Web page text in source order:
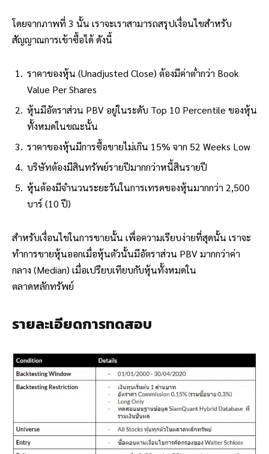
โดยจากภาพที่ 3 นั้น เราจะเราสามารถสรุปเงื่อนไขสำหรับ
สัญญาณการเข้าซื้อได้ ดังนี้
ราคาของหุ้น (Unadjusted Close) ต้องมีค่าต่ำกว่า Book
Value Per Shares
หุ้นมีอัตราส่วน PBV อยู่ในระดับ Top 10 Percentile ของหุ้น
ทั้งหมดในขณะนั้น
ราคาของหุ้นมีการซื้อขายไม่เกิน 15% จาก 52 Weeks Low
บริษัทต้องมีสินทรัพย์รายปีมากกว่าหนี้สินรายปี
หุ้นต้องมีจำนวนระยะวันในการเทรดของหุ้นมากกว่า 2,500
บาร์ (10 ปี)
สำหรับเงื่อนไขในการขายนั้น เพื่อความเรียบง่ายที่สุดนั้น เราจะ
ทำการขายหุ้นออกเมื่อหุ้นตัวนั้นมีอัตราส่วน PBV มากกว่าค่า
กลาง (Median) เมื่อเปรียบเทียบกับหุ้นทั้งหมดใน
ตลาดหลักทรัพย์
รายละเอียดการทดสอบ